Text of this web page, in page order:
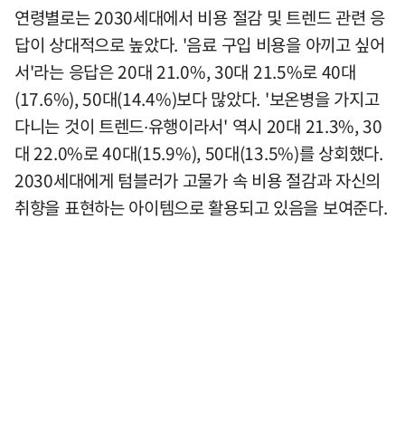
연령별로는 2030세대에서 비용 절감 및 트렌드 관련 응
답이 상대적으로 높았다. '음료 구입 비용을 아끼고 싶어
서'라는 응답은 20대 21.0%, 30대 21.5%로 40대
(17.6%), 50대(14.4%)보다 많았다. '보온병을 가지고
다니는 것이 트렌드∙유행이라서' 역시 20대 21.3%, 30
대 22.0%로 40대(15.9%), 50대(13.5%)를 상회했다.
2030세대에게 텀블러가 고물가 속 비용 절감과 자신의
취향을 표현하는 아이템으로 활용되고 있음을 보여준다.